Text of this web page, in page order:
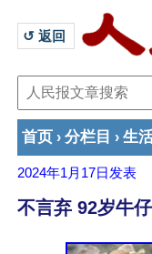
↺ 返回
首页 › 分栏目 › 生
2024年1月17日 发表
不言弃 92岁牛